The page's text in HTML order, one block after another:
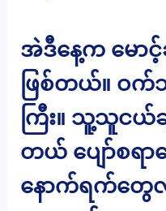
အဲဒီနေ့က မောင့်
ဖြစ်တယ်။ ဝက်
ကြီး။ သူ့သူငယ်
တယ် ပျော်စရ
နောက်ရက်တွ